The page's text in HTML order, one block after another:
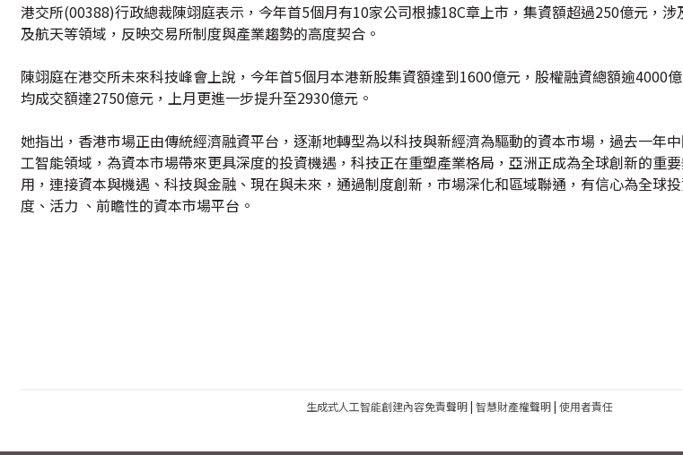
港交所(00388)行政總裁陳翊庭表示，今年首5個月有10家公司根據18C章上市，集資額超過250億元，
及航天等領域，反映交易所制度與產業趨勢的高度契合。
陳翊庭在港交所未來科技峰會上說，今年首5個月本港新股集資額達到1600億元，股權融資總額逾4000
均成交額達2750億元，上月更進一步提升至2930億元。
她指出，香港市場正由傳統經濟融資平台，逐漸地轉型為以科技與新經濟為驅動的資本市場，過去一年
工智能領域，為資本市場帶來更具深度的投資機遇，科技正在重塑產業格局，亞洲正成為全球創新的重
用，連接資本與機遇、科技與金融、現在與未來，通過制度創新，市場深化和區域聯通，有信心為全球
度、活力 、前瞻性的資本市場平台。
生成式人工智能創建內容免責聲明| 智慧財產權聲明| 使用者責任